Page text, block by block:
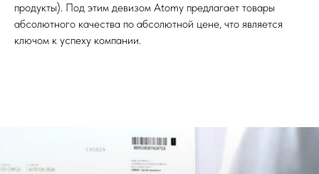
продукты). Под этим девизом Atomy предлагает товары
абсолютного качества по абсолютной цене, что является
ключом к успеху компании.